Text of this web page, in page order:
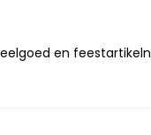
en feestartikeln